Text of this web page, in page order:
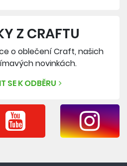
Z CRAFTU
o oblečení Craft, našich
novinkách.
SE K ODBĚRU